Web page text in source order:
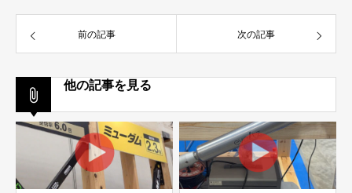
前の記事 次の記事
他の記事を見る